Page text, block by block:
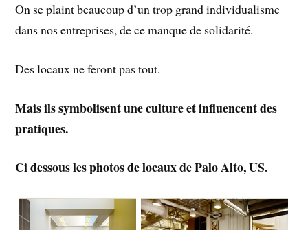
On se plaint beaucoup d’un trop grand individualisme
dans nos entreprises, de ce manque de solidarité.
Des locaux ne feront pas tout.
Mais ils symbolisent une culture et influencent des
pratiques.
Ci dessous les photos de locaux de Palo Alto, US.